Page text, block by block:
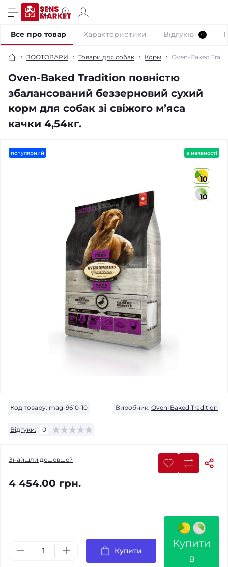
ЗООТОВАРИ Товари для собак Корм Oven-Baked
Oven-Baked Tradition повністю
збалансований беззерновий сухий
корм для собак зі свіжого м’яса
качки 4,54кг.
Все про товар Характеристики Відгуків 0
популярний в наявності
10
10
Код товару: mag-9610-10 Виробник: Oven-Baked Tradition
Відгуки: 0
Знайшли дешевше?
4 454.00 грн.
Купити
Купити
в